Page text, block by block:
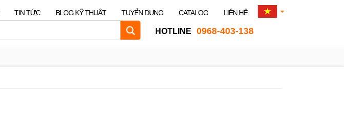
TIN TỨC BLOG KỸ THUẬT TUYỂN DỤNG CATALOG LIÊN HỆ
HOTLINE 0968-403-138